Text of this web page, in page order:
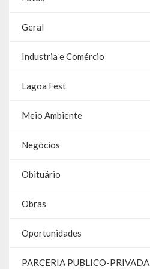
Programas
Publicações
Covid 19
Publicações Oficiais
SIAFIC
Geral
Industria e Comércio
Lagoa Fest
Meio Ambiente
Negócios
Obituário
Obras
Oportunidades
PARCERIA PUBLICO-PRIVADA